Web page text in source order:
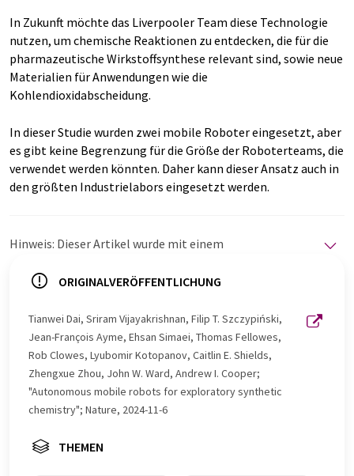
In Zukunft möchte das Liverpooler Team diese Technologie
nutzen, um chemische Reaktionen zu entdecken, die für die
pharmazeutische Wirkstoffsynthese relevant sind, sowie neue
Materialien für Anwendungen wie die
Kohlendioxidabscheidung.
In dieser Studie wurden zwei mobile Roboter eingesetzt, aber
es gibt keine Begrenzung für die Größe der Roboterteams, die
verwendet werden könnten. Daher kann dieser Ansatz auch in
den größten Industrielabors eingesetzt werden.
Hinweis: Dieser Artikel wurde mit einem
LUMITOS bietet diese automatischen Übersetzungen
Nachrichten zu präsentieren. Da dieser Artikel mit
automatischer Übersetzung übersetzt wurde, ist es
möglich, dass er Fehler im Vokabular, in der Syntax oder
in der Grammatik enthält. Den ursprünglichen Artikel in
Englisch finden Siehier.
ORIGINALVERÖFFENTLICHUNG
Tianwei Dai, Sriram Vijayakrishnan, Filip T. Szczypiński,
Jean-François Ayme, Ehsan Simaei, Thomas Fellowes,
Rob Clowes, Lyubomir Kotopanov, Caitlin E. Shields,
Zhengxue Zhou, John W. Ward, Andrew I. Cooper;
"Autonomous mobile robots for exploratory synthetic
chemistry"; Nature, 2024-11-6
THEMEN